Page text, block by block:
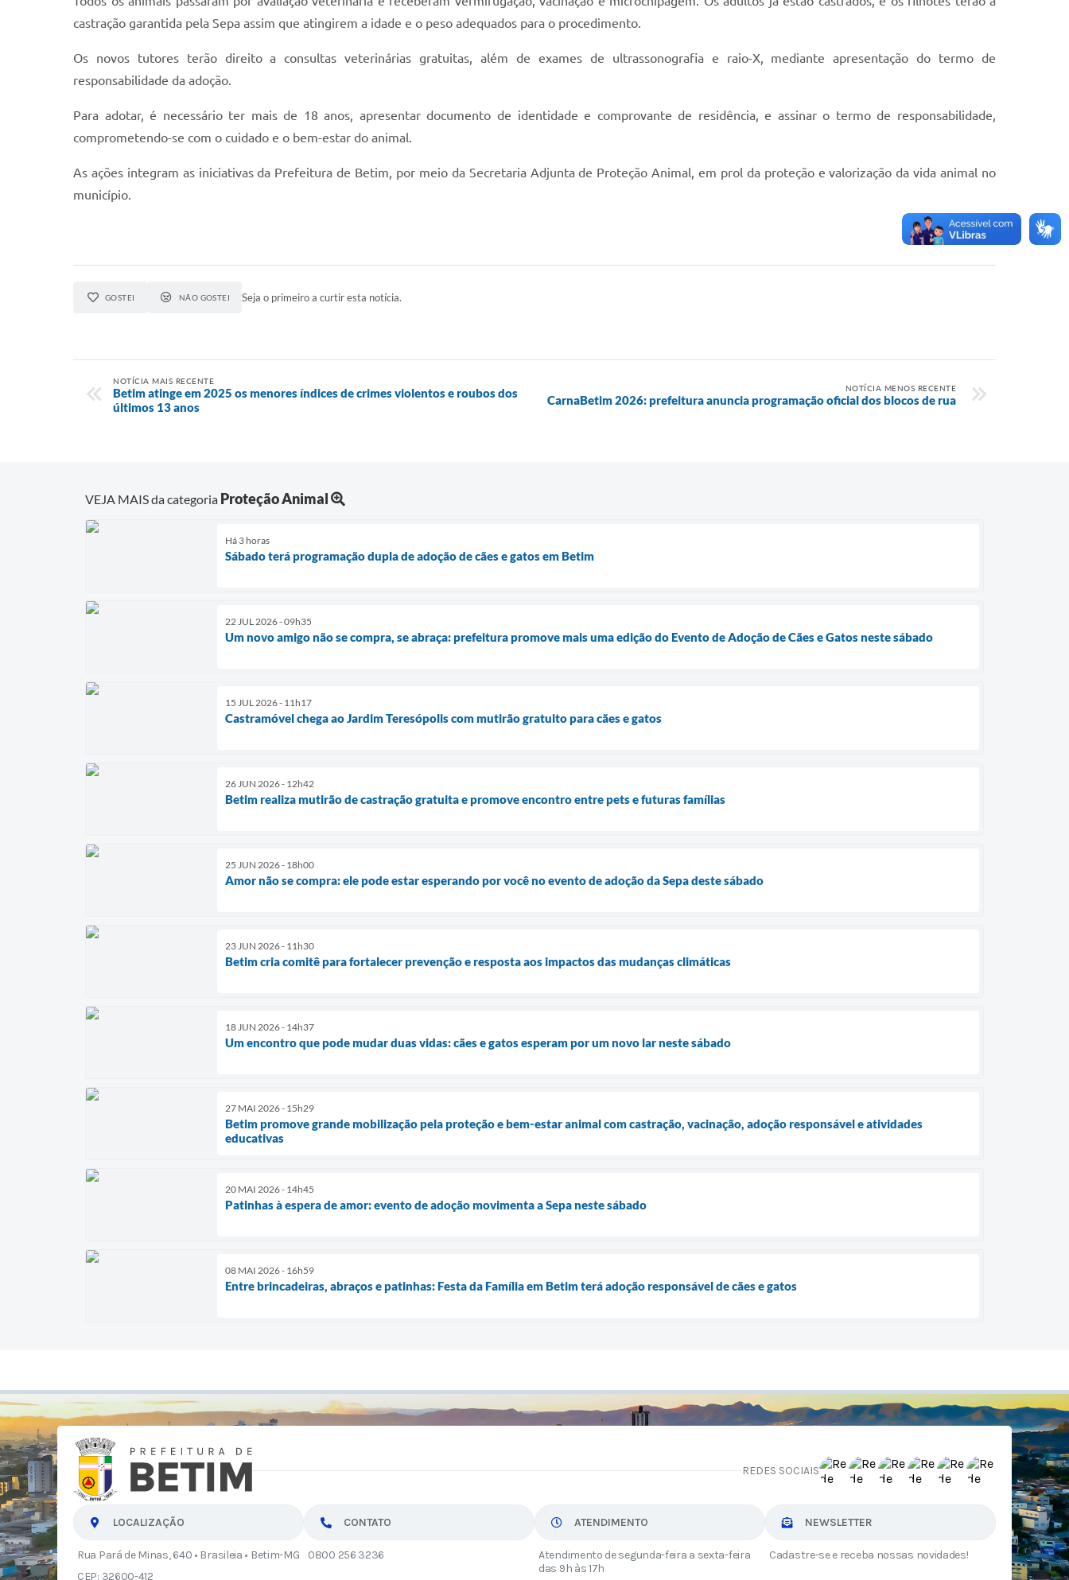
castração garantida pela Sepa assim que atingirem a idade e o peso adequados para o procedimento.
Os novos tutores terão direito a consultas veterinárias gratuitas, além de exames de ultrassonografia e raio-X, mediante apresentação do termo de
responsabilidade da adoção.
Para adotar, é necessário ter mais de 18 anos, apresentar documento de identidade e comprovante de residência, e assinar o termo de responsabilidade,
comprometendo-se com o cuidado e o bem-estar do animal.
As ações integram as iniciativas da Prefeitura de Betim, por meio da Secretaria Adjunta de Proteção Animal, em prol da proteção e valorização da vida animal no
município.
GOSTEI NÃO GOSTEI Seja o primeiro a curtir esta notícia.
NOTÍCIA MAIS RECENTE
Betim atinge em 2025 os menores índices de crimes violentos e roubos dos
últimos 13 anos
NOTÍCIA MENOS RECENTE
CarnaBetim 2026: prefeitura anuncia programação oficial dos blocos de rua
VEJA MAIS da categoria Proteção Animal
Há 3 horas
Sábado terá programação dupla de adoção de cães e gatos em Betim
22 JUL 2026 - 09h35
Um novo amigo não se compra, se abraça: prefeitura promove mais uma edição do Evento de Adoção de Cães e Gatos neste sábado
15 JUL 2026 - 11h17
Castramóvel chega ao Jardim Teresópolis com mutirão gratuito para cães e gatos
26 JUN 2026 - 12h42
Betim realiza mutirão de castração gratuita e promove encontro entre pets e futuras famílias
25 JUN 2026 - 18h00
Amor não se compra: ele pode estar esperando por você no evento de adoção da Sepa deste sábado
23 JUN 2026 - 11h30
Betim cria comitê para fortalecer prevenção e resposta aos impactos das mudanças climáticas
18 JUN 2026 - 14h37
Um encontro que pode mudar duas vidas: cães e gatos esperam por um novo lar neste sábado
27 MAI 2026 - 15h29
Betim promove grande mobilização pela proteção e bem-estar animal com castração, vacinação, adoção responsável e atividades
educativas
20 MAI 2026 - 14h45
Patinhas à espera de amor: evento de adoção movimenta a Sepa neste sábado
08 MAI 2026 - 16h59
Entre brincadeiras, abraços e patinhas: Festa da Família em Betim terá adoção responsável de cães e gatos
REDES SOCIAIS
LOCALIZAÇÃO
Rua Pará de Minas, 640 • Brasileia • Betim-MG
CEP: 32600-412
CONTATO
0800 256 3236
ATENDIMENTO
Atendimento de segunda-feira a sexta-feira
das 9h às 17h
NEWSLETTER
Cadastre-se e receba nossas novidades!